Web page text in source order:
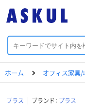
ホーム オフィス家具/
プラス ブランド： プラス